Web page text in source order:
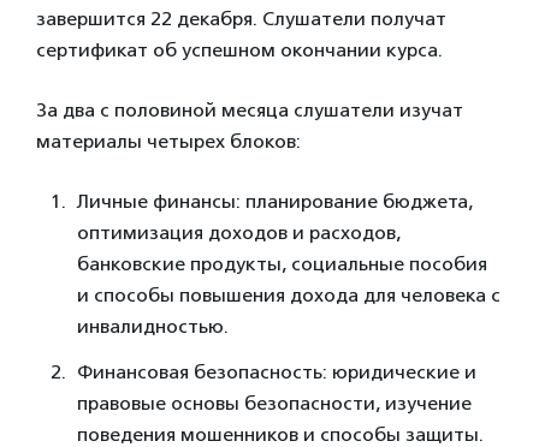
завершится 22 декабря. Слушатели получат
сертификат об успешном окончании курса.
За два с половиной месяца слушатели изучат
материалы четырех блоков:
Личные финансы: планирование бюджета,
оптимизация доходов и расходов,
банковские продукты, социальные пособия
и способы повышения дохода для человека с
инвалидностью.
Финансовая безопасность: юридические и
правовые основы безопасности, изучение
поведения мошенников и способы защиты.